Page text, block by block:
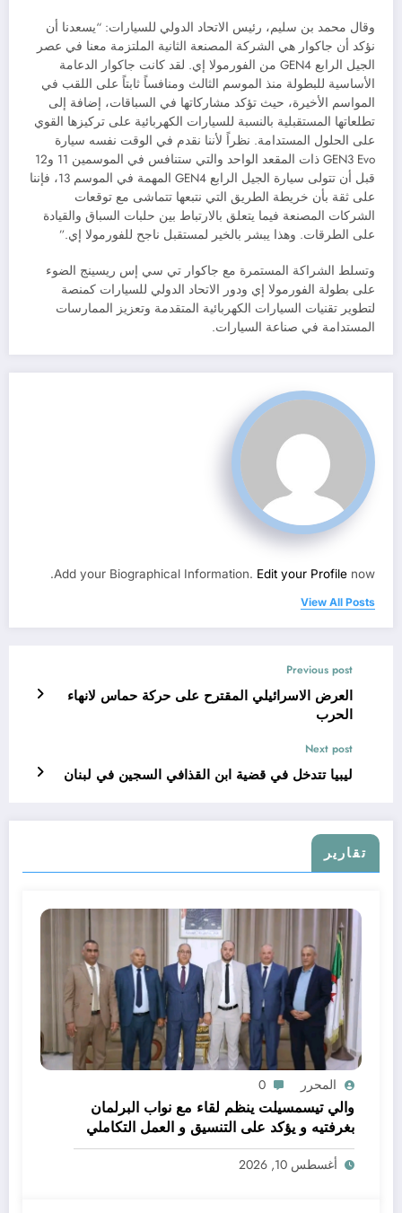
وقال محمد بن سليم، رئيس الاتحاد الدولي للسيارات: “يسعدنا أن
نؤكد أن جاكوار هي الشركة المصنعة الثانية الملتزمة معنا في عصر
الجيل الرابع GEN4 من الفورمولا إي. لقد كانت جاكوار الدعامة
الأساسية للبطولة منذ الموسم الثالث ومنافساً ثابتاً على اللقب في
المواسم الأخيرة، حيث تؤكد مشاركاتها في السباقات، إضافة إلى
تطلعاتها المستقبلية بالنسبة للسيارات الكهربائية على تركيزها القوي
على الحلول المستدامة. نظراً لأننا نقدم في الوقت نفسه سيارة
GEN3 Evo ذات المقعد الواحد والتي ستنافس في الموسمين 11 و12
قبل أن تتولى سيارة الجيل الرابع GEN4 المهمة في الموسم 13، فإننا
على ثقة بأن خريطة الطريق التي نتبعها تتماشى مع توقعات
الشركات المصنعة فيما يتعلق بالارتباط بين حلبات السباق والقيادة
على الطرقات. وهذا يبشر بالخير لمستقبل ناجح للفورمولا إي.”
وتسلط الشراكة المستمرة مع جاكوار تي سي إس ريسينج الضوء
على بطولة الفورمولا إي ودور الاتحاد الدولي للسيارات كمنصة
لتطوير تقنيات السيارات الكهربائية المتقدمة وتعزيز الممارسات
المستدامة في صناعة السيارات.
Add your Biographical Information. Edit your Profile now.
View All Posts
Previous post
العرض الاسرائيلي المقترح على حركة حماس لانهاء
الحرب
Next post
ليبيا تتدخل في قضية ابن القذافي السجين في لبنان
تقارير
المحرر 0
والي تيسمسيلت ينظم لقاء مع نواب البرلمان
بغرفتيه و يؤكد على التنسيق و العمل التكاملي
خدمة للتنمية و المواطن
أغسطس 10, 2026